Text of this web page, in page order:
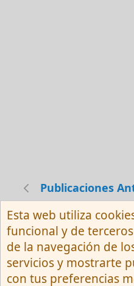
Publicaciones
Español (Neutro) Tu
Contactarnos
Privacy policy
Ayuda
Community platform
Esta web utiliza
funcional y de
de la navegación de
servicios y mostrarte
con tus preferencias